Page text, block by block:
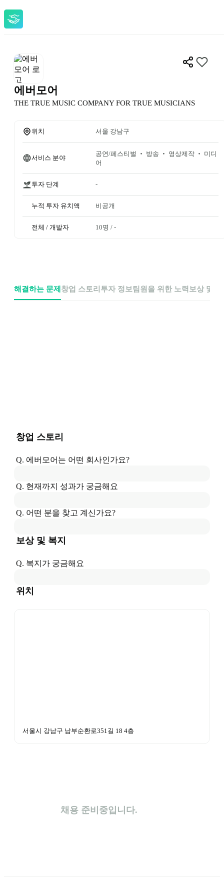
에버모어
THE TRUE MUSIC COMPANY FOR TRUE MUSICIANS
위치 서울 강남구
서비스 분야
공연/페스티벌 ‧ 방송 ‧ 영상제작 ‧ 미디
어
투자 단계 -
누적 투자 유치액 비공개
전체 / 개발자 10명 / -
해결하는 문제 창업 스토리 투자 정보 팀원을 위한 노력 보상 및
창업 스토리
Q. 에버모어 는 어떤 회사인가요?
Q. 현재까지 성과가 궁금해요
Q. 어떤 분을 찾고 계신가요?
보상 및 복지
Q. 복지가 궁금해요
위치
서울시 강남구 남부순환로351길 18 4층
채용 준비중입니다.